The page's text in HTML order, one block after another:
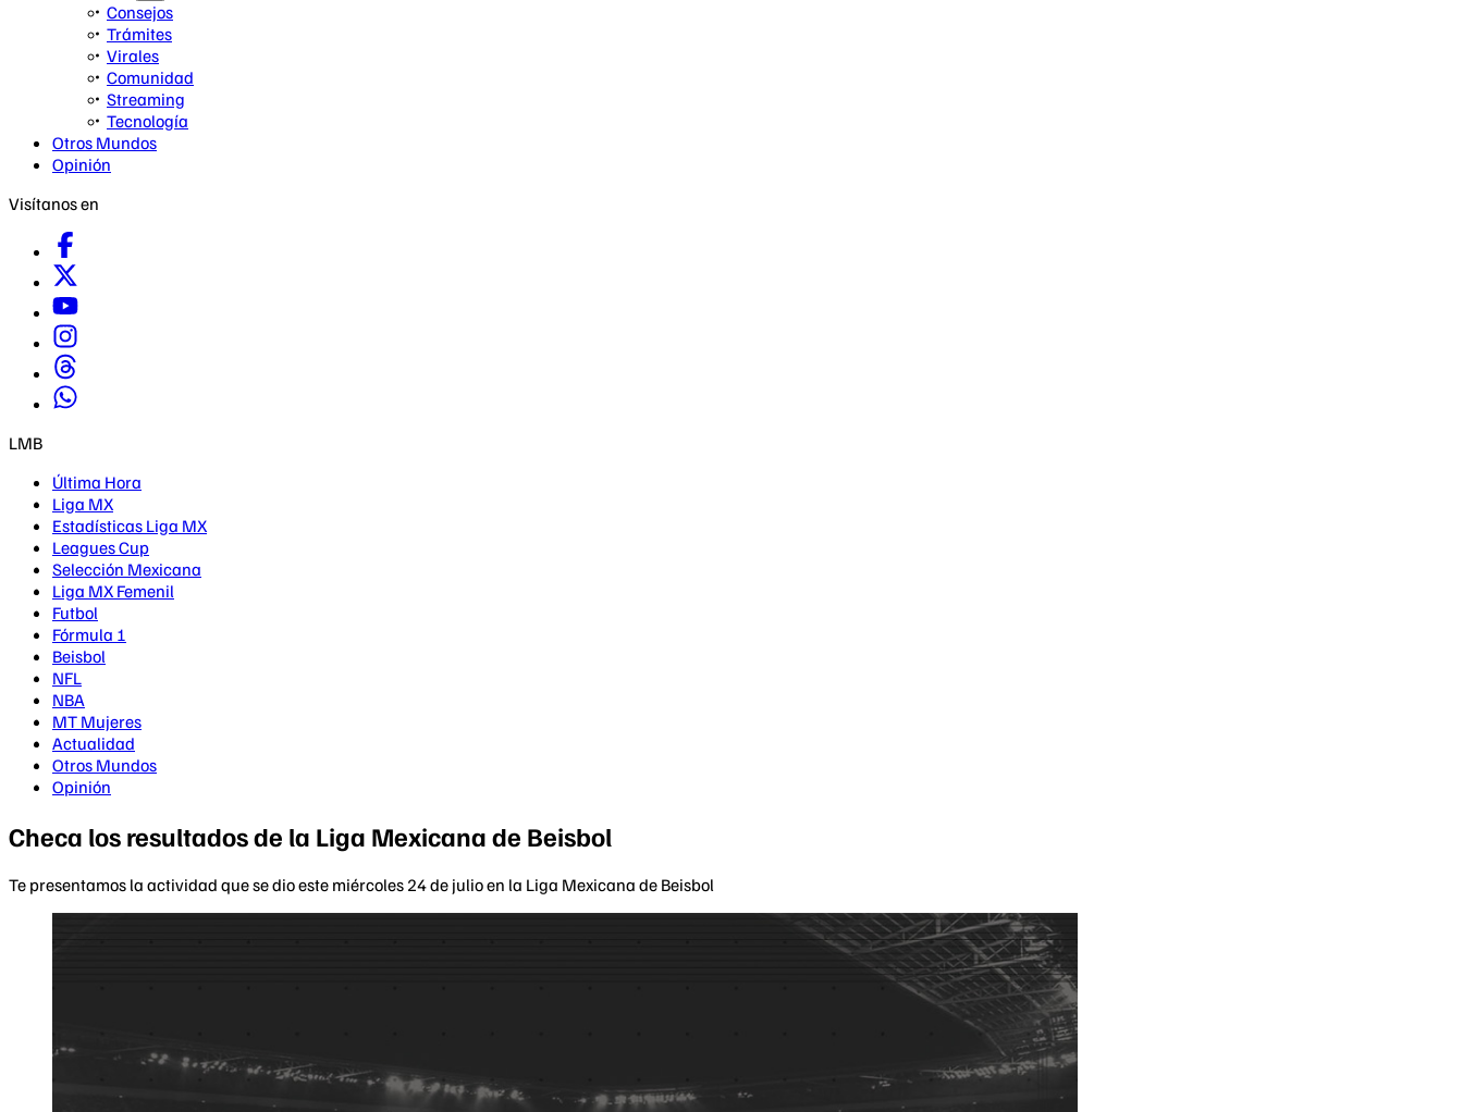
Consejos
Trámites
Virales
Comunidad
Streaming
Tecnología
Otros Mundos
Opinión
Visítanos en
LMB
Última Hora
Liga MX
Estadísticas Liga MX
Leagues Cup
Selección Mexicana
Liga MX Femenil
Futbol
Fórmula 1
Beisbol
NFL
NBA
MT Mujeres
Actualidad
Otros Mundos
Opinión
Checa los resultados de la Liga Mexicana de Beisbol
Te presentamos la actividad que se dio este miércoles 24 de julio en la Liga Mexicana de Beisbol